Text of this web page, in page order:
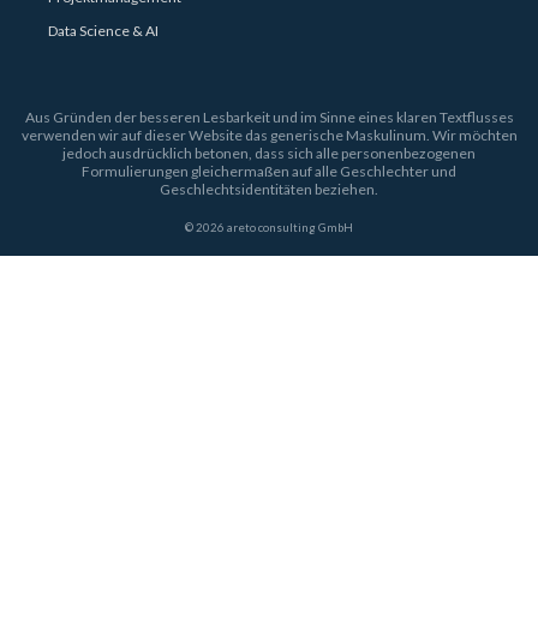
Data Science & AI
Aus Gründen der besseren Lesbarkeit und im Sinne eines klaren Textflusses
verwenden wir auf dieser Website das generische Maskulinum. Wir möchten
jedoch ausdrücklich betonen, dass sich alle personenbezogenen
Formulierungen gleichermaßen auf alle Geschlechter und
Geschlechtsidentitäten beziehen.
© 2026 areto consulting GmbH